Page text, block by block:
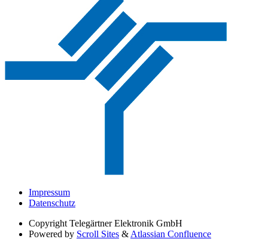
Impressum
Datenschutz
Copyright Telegärtner Elektronik GmbH
Powered by Scroll Sites & Atlassian Confluence